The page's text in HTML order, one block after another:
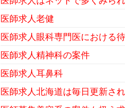
医師求人老健
医師求人眼科専門医における
医師求人精神科の案件
医師求人耳鼻科
医師求人北海道は毎日更新さ